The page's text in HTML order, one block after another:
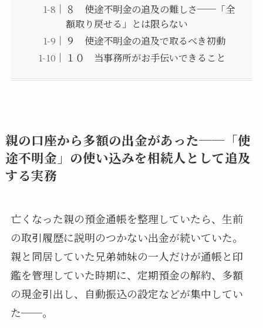
８ 使途不明金の追及の難しさ──「全
額取り戻せる」とは限らない
９ 使途不明金の追及で取るべき初動
１０ 当事務所がお手伝いできること
親の口座から多額の出金があった──「使
途不明金」の使い込みを相続人として追及
する実務
亡くなった親の預金通帳を整理していたら、生前
の取引履歴に説明のつかない出金が続いていた。
親と同居していた兄弟姉妹の一人だけが通帳と印
鑑を管理していた時期に、定期預金の解約、多額
の現金引出し、自動振込の設定などが集中してい
た──。